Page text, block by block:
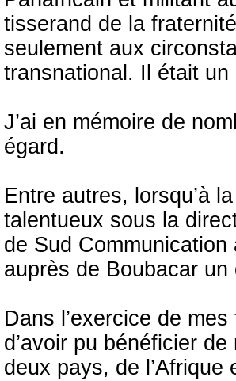
tisserand de la
seulement aux
transnational. Il était
J’ai en mémoire de
égard.
Entre autres, lorsqu’à
talentueux sous la
de Sud
auprès de Boubacar
Dans l’exercice de
d’avoir pu bénéficier
deux pays, de l’Afrique